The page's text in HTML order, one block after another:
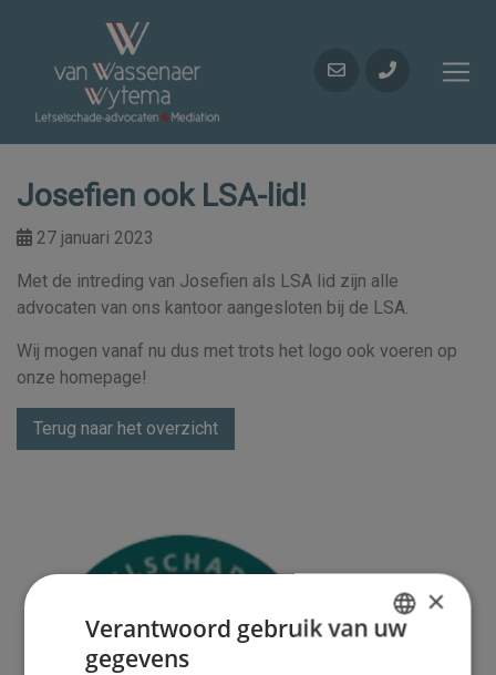
Josefien ook LSA-lid!
27 januari 2023
Met de intreding van Josefien als LSA lid zijn alle
advocaten van ons kantoor aangesloten bij de LSA.
Wij mogen vanaf nu dus met trots het logo ook voeren op
onze homepage!
Terug naar het overzicht
×
Verantwoord gebruik van uw
gegevens